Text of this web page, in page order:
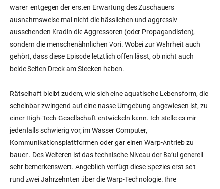
waren entgegen der ersten Erwartung des Zuschauers
ausnahmsweise mal nicht die hässlichen und aggressiv
aussehenden Kradin die Aggressoren (oder Propagandisten),
sondern die menschenähnlichen Vori. Wobei zur Wahrheit auch
gehört, dass diese Episode letztlich offen lässt, ob nicht auch
beide Seiten Dreck am Stecken haben.
Rätselhaft bleibt zudem, wie sich eine aquatische Lebensform, die
scheinbar zwingend auf eine nasse Umgebung angewiesen ist, zu
einer High-Tech-Gesellschaft entwickeln kann. Ich stelle es mir
jedenfalls schwierig vor, im Wasser Computer,
Kommunikationsplattformen oder gar einen Warp-Antrieb zu
bauen. Des Weiteren ist das technische Niveau der Ba’ul generell
sehr bemerkenswert. Angeblich verfügt diese Spezies erst seit
rund zwei Jahrzehnten über die Warp-Technologie. Ihre